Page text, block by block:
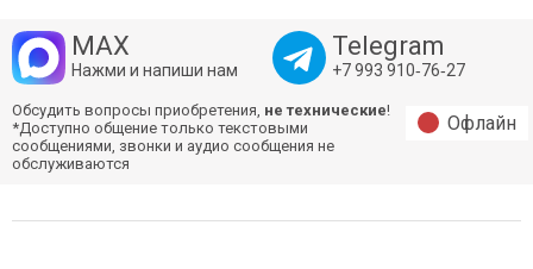
MAX
Нажми и напиши нам
Telegram
+7 993 910‑76‑27
Обсудить вопросы приобретения, не технические!
*Доступно общение только текстовыми
сообщениями, звонки и аудио сообщения не
обслуживаются
Офлайн